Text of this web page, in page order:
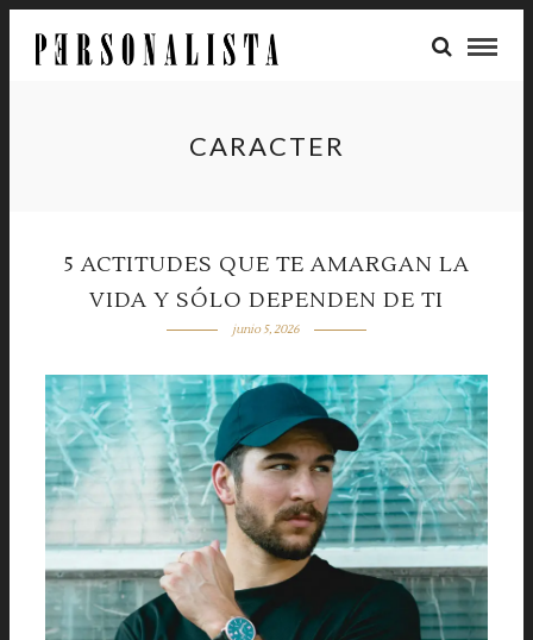
CARACTER
5 ACTITUDES QUE TE AMARGAN LA
VIDA Y SÓLO DEPENDEN DE TI
junio 5, 2026